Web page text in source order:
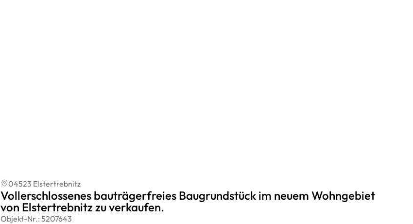
04523 Elstertrebnitz
Vollerschlossenes bauträgerfreies Baugrundstück im neuem Wohngebiet
von Elstertrebnitz zu verkaufen.
Objekt-Nr.: 5207643